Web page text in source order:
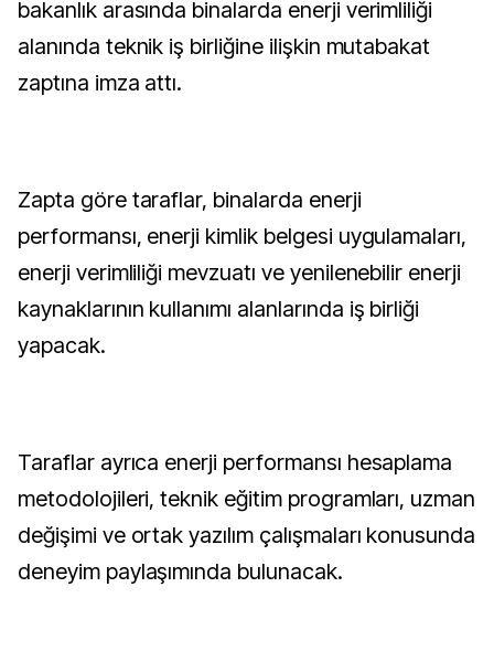
bakanlık arasında binalarda enerji verimliliği
alanında teknik iş birliğine ilişkin mutabakat
zaptına imza attı.
Zapta göre taraflar, binalarda enerji
performansı, enerji kimlik belgesi uygulamaları,
enerji verimliliği mevzuatı ve yenilenebilir enerji
kaynaklarının kullanımı alanlarında iş birliği
yapacak.
Taraflar ayrıca enerji performansı hesaplama
metodolojileri, teknik eğitim programları, uzman
değişimi ve ortak yazılım çalışmaları konusunda
deneyim paylaşımında bulunacak.